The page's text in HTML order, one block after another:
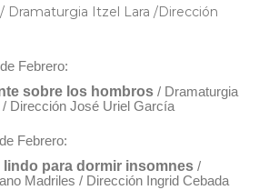
/ Dramaturgia Itzel Lara /Dirección
Febrero:
sobre los hombros / Dramaturgia
Dirección José Uriel García
Febrero:
lindo para dormir insomnes /
Madriles / Dirección Ingrid Cebada